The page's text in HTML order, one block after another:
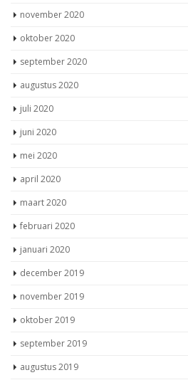
november 2020
oktober 2020
september 2020
augustus 2020
juli 2020
juni 2020
mei 2020
april 2020
maart 2020
februari 2020
januari 2020
december 2019
november 2019
oktober 2019
september 2019
augustus 2019